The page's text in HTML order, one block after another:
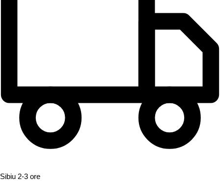
Sibiu 2-3 ore